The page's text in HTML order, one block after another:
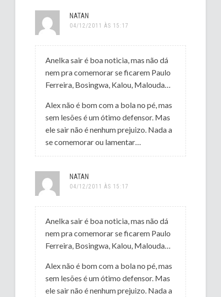
NATAN
04/12/2011 ÀS 15:17
Anelka sair é boa noticia, mas não dá
nem pra comemorar se ficarem Paulo
Ferreira, Bosingwa, Kalou, Malouda…
Alex não é bom com a bola no pé, mas
sem lesões é um ótimo defensor. Mas
ele sair não é nenhum prejuizo. Nada a
se comemorar ou lamentar…
NATAN
04/12/2011 ÀS 15:17
Anelka sair é boa noticia, mas não dá
nem pra comemorar se ficarem Paulo
Ferreira, Bosingwa, Kalou, Malouda…
Alex não é bom com a bola no pé, mas
sem lesões é um ótimo defensor. Mas
ele sair não é nenhum prejuizo. Nada a